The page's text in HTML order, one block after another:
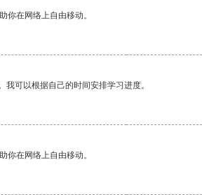
你在网络上自由移动。
可以根据自己的时间安排学习进度。
你在网络上自由移动。